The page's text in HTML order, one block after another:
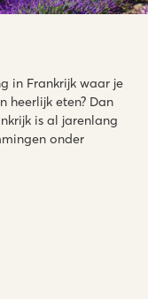
in Frankrijk waar je
heerlijk eten? Dan
is al jarenlang
onder